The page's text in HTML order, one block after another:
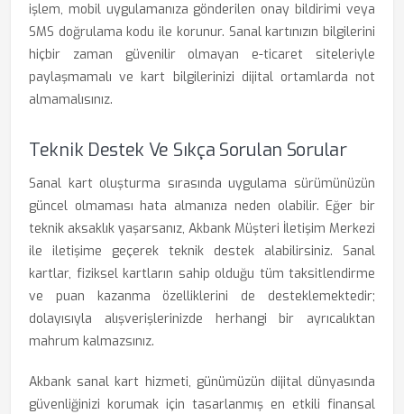
işlem, mobil uygulamanıza gönderilen onay bildirimi veya
SMS doğrulama kodu ile korunur. Sanal kartınızın bilgilerini
hiçbir zaman güvenilir olmayan e-ticaret siteleriyle
paylaşmamalı ve kart bilgilerinizi dijital ortamlarda not
almamalısınız.
Teknik Destek Ve Sıkça Sorulan Sorular
Sanal kart oluşturma sırasında uygulama sürümünüzün
güncel olmaması hata almanıza neden olabilir. Eğer bir
teknik aksaklık yaşarsanız, Akbank Müşteri İletişim Merkezi
ile iletişime geçerek teknik destek alabilirsiniz. Sanal
kartlar, fiziksel kartların sahip olduğu tüm taksitlendirme
ve puan kazanma özelliklerini de desteklemektedir;
dolayısıyla alışverişlerinizde herhangi bir ayrıcalıktan
mahrum kalmazsınız.
Akbank sanal kart hizmeti, günümüzün dijital dünyasında
güvenliğinizi korumak için tasarlanmış en etkili finansal